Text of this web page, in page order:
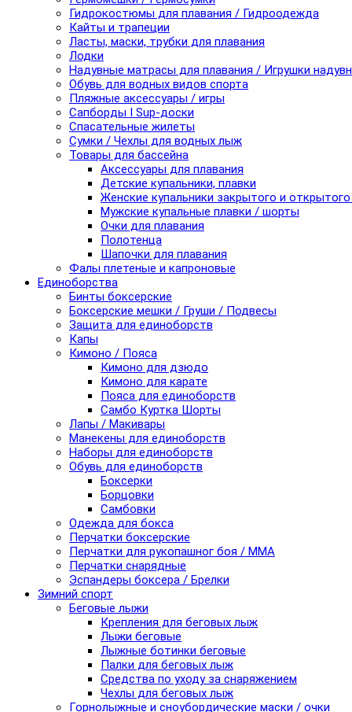
Гидрокостюмы для плавания / Гидроодежда
Кайты и трапеции
Ласты, маски, трубки для плавания
Лодки
Надувные матрасы для плавания / Игрушки
Обувь для водных видов спорта
Пляжные аксессуары / игры
Сапборды I Sup-доски
Спасательные жилеты
Сумки / Чехлы для водных лыж
Товары для бассейна
Аксессуары для плавания
Детские купальники, плавки
Женские купальники закрытого и
Мужские купальные плавки / шорты
Очки для плавания
Полотенца
Шапочки для плавания
Фалы плетеные и капроновые
Единоборства
Бинты боксерские
Боксерские мешки / Груши / Подвесы
Защита для единоборств
Капы
Кимоно / Пояса
Кимоно для дзюдо
Кимоно для карате
Пояса для единоборств
Самбо Куртка Шорты
Лапы / Макивары
Манекены для единоборств
Наборы для единоборств
Обувь для единоборств
Боксерки
Борцовки
Самбовки
Одежда для бокса
Перчатки боксерские
Перчатки для рукопашног боя / ММА
Перчатки снарядные
Эспандеры боксера / Брелки
Зимний спорт
Беговые лыжи
Крепления для беговых лыж
Лыжи беговые
Лыжные ботинки беговые
Палки для беговых лыж
Средства по уходу за снаряжением
Чехлы для беговых лыж
Горнолыжные и сноубордические маски / очки